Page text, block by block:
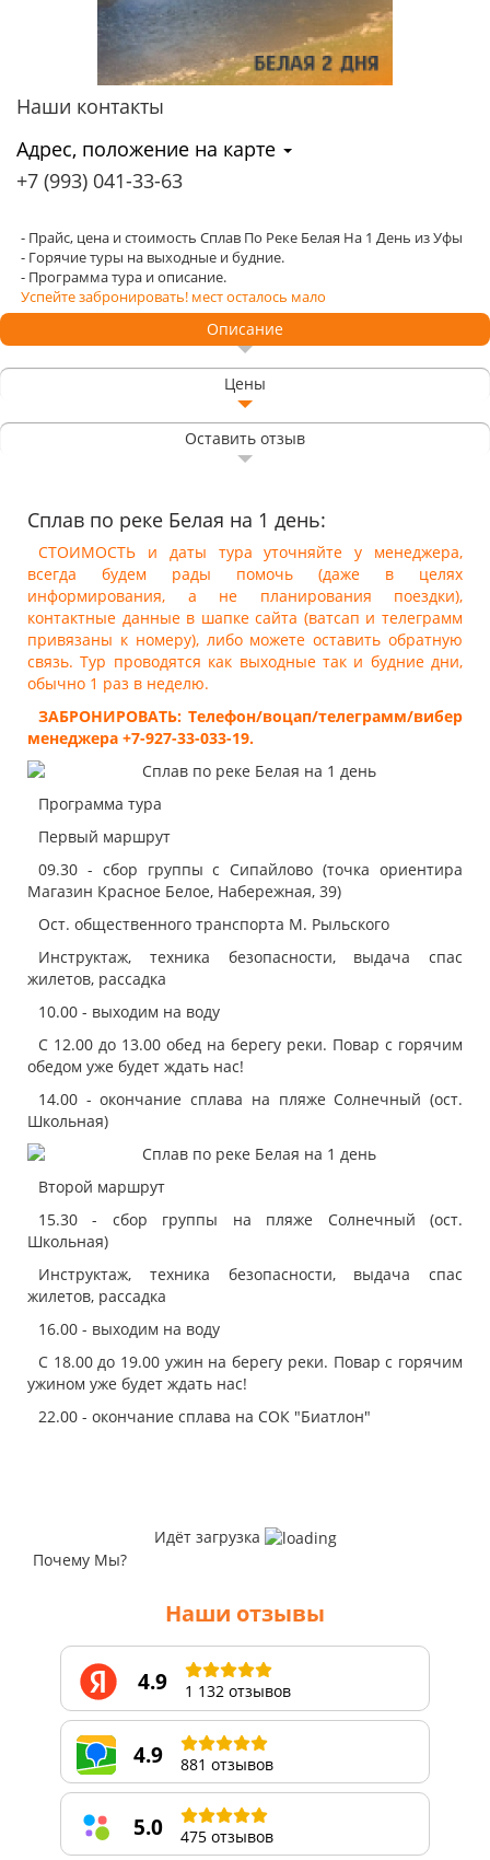
Наши контакты
Адрес, положение на карте
+7 (993) 041-33-63
- Прайс, цена и стоимость Сплав По Реке Белая На 1 День из Уфы
- Горячие туры на выходные и будние.
- Программа тура и описание.
Успейте забронировать! мест осталось мало
Описание
Цены
Оставить отзыв
Сплав по реке Белая на 1 день:
СТОИМОСТЬ и даты тура уточняйте у менеджера,
всегда будем рады помочь (даже в целях
информирования, а не планирования поездки),
контактные данные в шапке сайта (ватсап и телеграмм
привязаны к номеру), либо можете оставить обратную
связь. Тур проводятся как выходные так и будние дни,
обычно 1 раз в неделю.
ЗАБРОНИРОВАТЬ: Телефон/воцап/телеграмм/вибер
менеджера +7-927-33-033-19.
Программа тура
Первый маршрут
09.30 - сбор группы с Сипайлово (точка ориентира
Магазин Красное Белое, Набережная, 39)
Ост. общественного транспорта М. Рыльского
Инструктаж, техника безопасности, выдача спас
жилетов, рассадка
10.00 - выходим на воду
С 12.00 до 13.00 обед на берегу реки. Повар с горячим
обедом уже будет ждать нас!
14.00 - окончание сплава на пляже Солнечный (ост.
Школьная)
Второй маршрут
15.30 - сбор группы на пляже Солнечный (ост.
Школьная)
Инструктаж, техника безопасности, выдача спас
жилетов, рассадка
16.00 - выходим на воду
С 18.00 до 19.00 ужин на берегу реки. Повар с горячим
ужином уже будет ждать нас!
22.00 - окончание сплава на СОК "Биатлон"
Идёт загрузка
Почему Мы?
Наши отзывы
4.9 1 132 отзывов
4.9 881 отзывов
5.0 475 отзывов